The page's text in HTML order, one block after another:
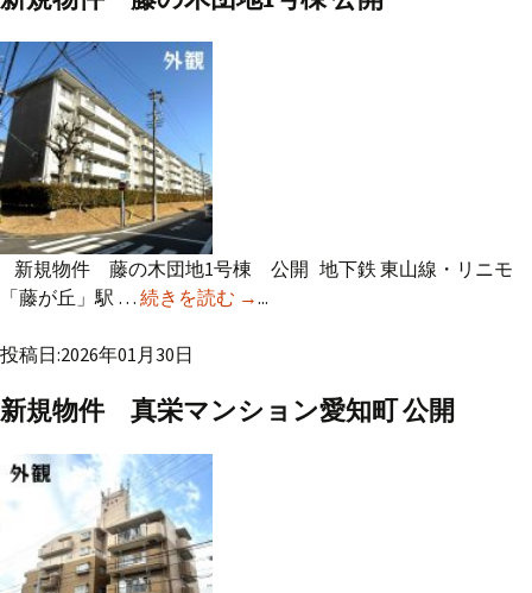
新規物件 藤の木団地1号棟 公開 地下鉄 東山線・リニモ
「藤が丘」駅 … 続きを読む 新規物件 藤の木団地1号棟 公開
→...
投稿日:2026年01月30日
新規物件 真栄マンション愛知町 公開